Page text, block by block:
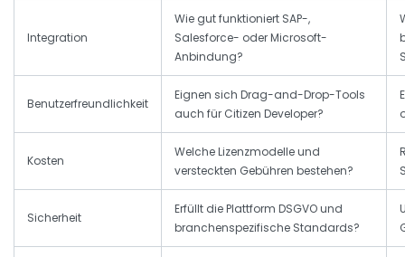
Integration
Wie gut funktioniert SAP-,
Salesforce- oder Microsoft-
Anbindung?
Benutzerfreundlichkeit
Eignen sich Drag-and-Drop-Tools
auch für Citizen Developer?
Kosten
Welche Lizenzmodelle und
versteckten Gebühren bestehen?
Sicherheit
Erfüllt die Plattform DSGVO und
branchenspezifische Standards?